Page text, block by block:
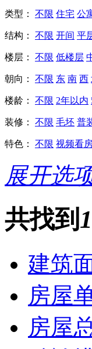
类型： 不限 住宅 公
结构： 不限 开间 平
楼层： 不限 低楼层
朝向： 不限 东 南 西
楼龄： 不限 2年以内
装修： 不限 毛坯 普
特色： 不限 视频看
展开选
共找到 1
建筑
房屋
房屋